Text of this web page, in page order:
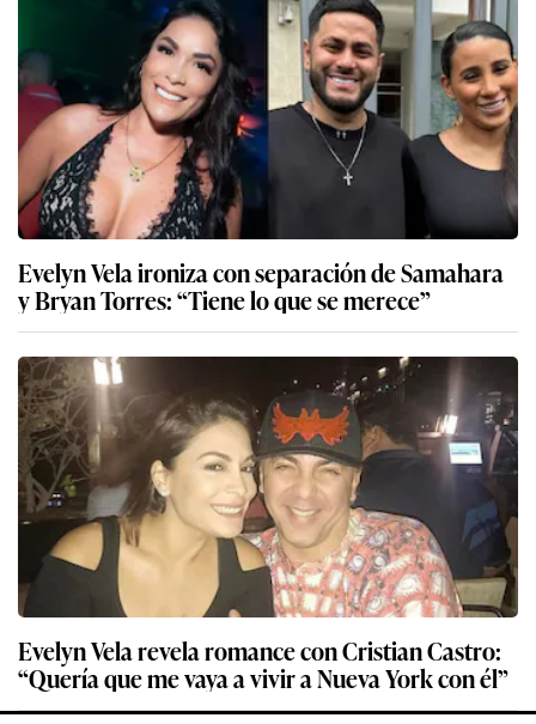
Evelyn Vela ironiza con separación de Samahara
y Bryan Torres: “Tiene lo que se merece”
Evelyn Vela revela romance con Cristian Castro:
“Quería que me vaya a vivir a Nueva York con él”